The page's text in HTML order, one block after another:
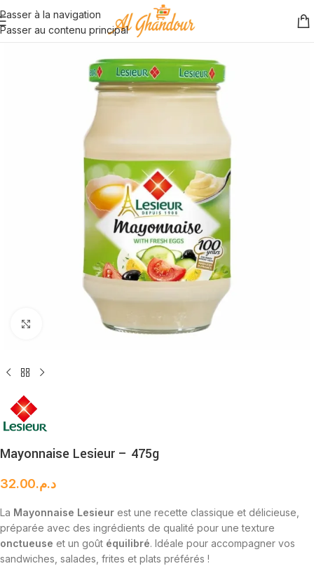
Passer à la navigation
Passer au contenu principal
Cliquez pour agrandir
Mayonnaise Lesieur – 475g
د.م.32.00
La Mayonnaise Lesieur est une recette classique et délicieuse,
préparée avec des ingrédients de qualité pour une texture
onctueuse et un goût équilibré. Idéale pour accompagner vos
sandwiches, salades, frites et plats préférés !